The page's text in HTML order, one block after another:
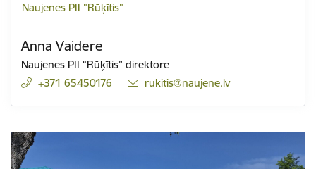
Naujenes PII "Rūķītis"
Anna Vaidere
Naujenes PII “Rūķītis” direktore
+371 65450176
E-pasts:
rukitis@naujene.lv